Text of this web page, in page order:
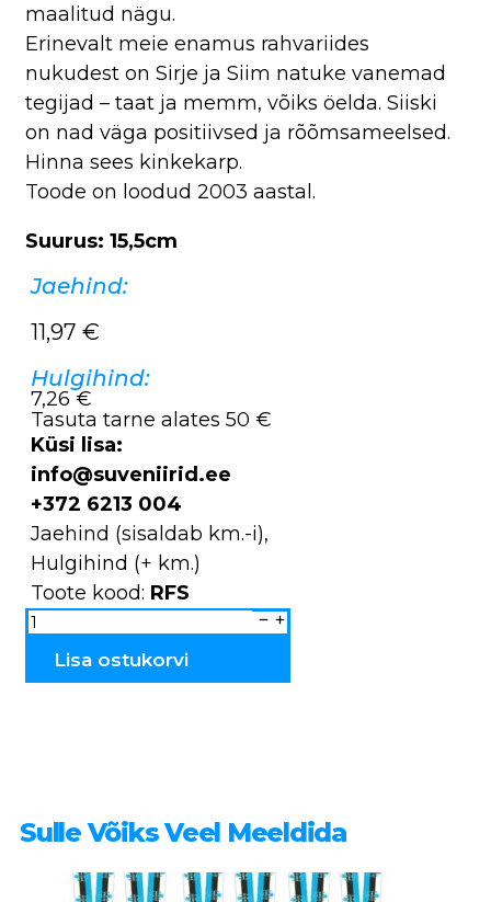
maalitud nägu.
Erinevalt meie enamus rahvariides
nukudest on Sirje ja Siim natuke vanemad
tegijad – taat ja memm, võiks öelda. Siiski
on nad väga positiivsed ja rõõmsameelsed.
Hinna sees kinkekarp.
Toode on loodud 2003 aastal.
Suurus: 15,5cm
Jaehind:
11,97 €
Hulgihind:
7,26 €
Tasuta tarne alates 50 €
Küsi lisa:
info@suveniirid.ee
+372 6213 004
Jaehind (sisaldab km.-i),
Hulgihind (+ km.)
Toote kood: RFS
SIRJE
&
SIIM
Lisa ostukorvi
Sulle Võiks Veel Meeldida